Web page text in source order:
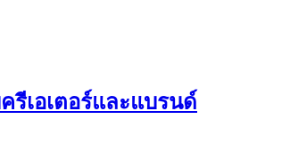
รีเอเตอร์และแบรนด์